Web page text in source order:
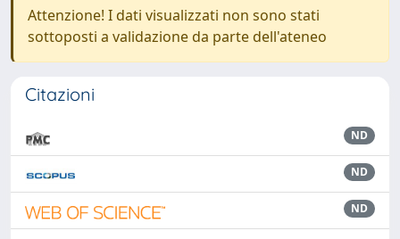
Attenzione! I dati visualizzati non sono stati
sottoposti a validazione da parte dell'ateneo
Citazioni
ND
ND
ND